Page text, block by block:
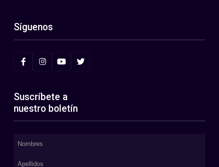
Síguenos
Suscríbete a
nuestro boletín